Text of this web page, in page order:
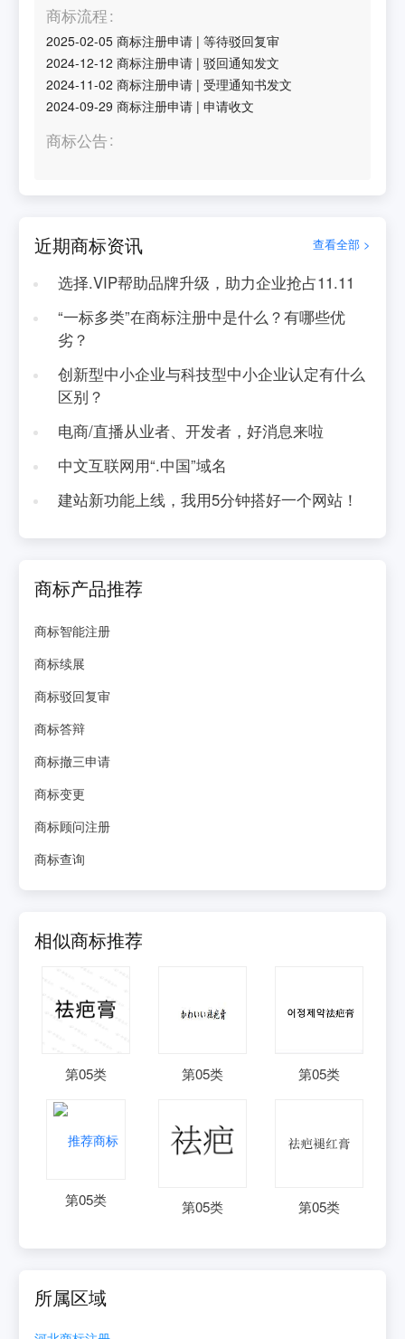
商标流程
2025-02-05 商标注册申请 |等待驳回复审
2024-12-12 商标注册申请 |驳回通知发文
2024-11-02 商标注册申请 |受理通知书发文
2024-09-29 商标注册申请 |申请收文
商标公告
近期商标资讯 查看全部 >
选择.VIP帮助品牌升级，助力企业抢占11.11
“一标多类”在商标注册中是什么？有哪些优
劣？
创新型中小企业与科技型中小企业认定有什么
区别？
电商/直播从业者、开发者，好消息来啦
中文互联网用“.中国”域名
建站新功能上线，我用5分钟搭好一个网站！
商标产品推荐
商标智能注册
商标续展
商标驳回复审
商标答辩
商标撤三申请
商标变更
商标顾问注册
商标查询
相似商标推荐
第05类 第05类 第05类
第05类 第05类 第05类
所属区域